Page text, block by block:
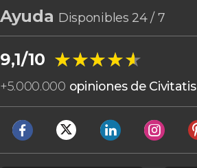
Ayuda Disponibles 24 / 7
9,1/10 ★★★★★
★★★★★
+5.000.000 opiniones de Civitatis